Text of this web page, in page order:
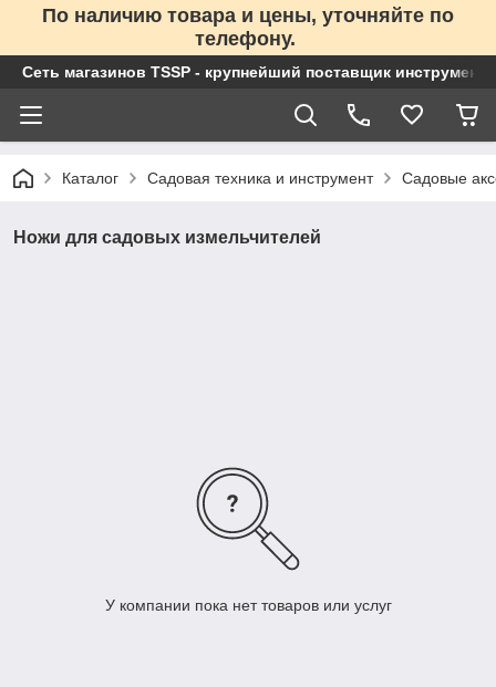
По наличию товара и цены, уточняйте по
телефону.
Сеть магазинов TSSP - крупнейший поставщик
Каталог Садовая техника и инструмент Садовые
Ножи для садовых измельчителей
У компании пока нет товаров или услуг